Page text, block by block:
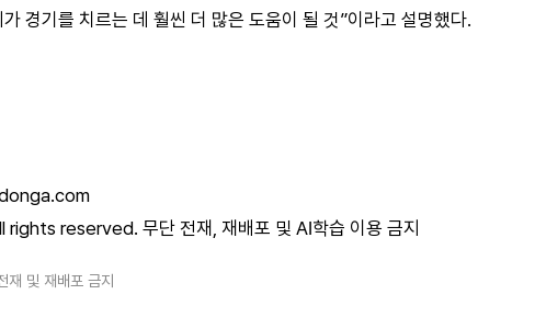
경기를 치르는 데 훨씬 더 많은 도움이 될 것”이라고 설명했다.
reserved. 무단 전재, 재배포 및 AI학습 이용 금지
및 재배포 금지